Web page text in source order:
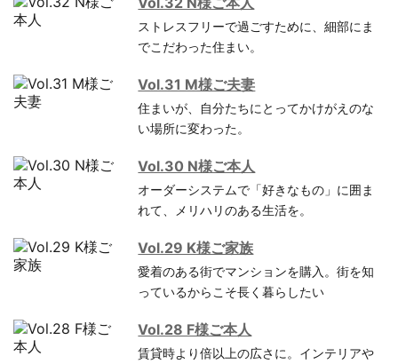
ストレスフリーで過ごすために、細部にま
でこだわった住まい。
Vol.31 M様ご夫妻
住まいが、自分たちにとってかけがえのな
い場所に変わった。
Vol.30 N様ご本人
オーダーシステムで「好きなもの」に囲ま
れて、メリハリのある生活を。
Vol.29 K様ご家族
愛着のある街でマンションを購入。街を知
っているからこそ長く暮らしたい
Vol.28 F様ご本人
賃貸時より倍以上の広さに。インテリアや